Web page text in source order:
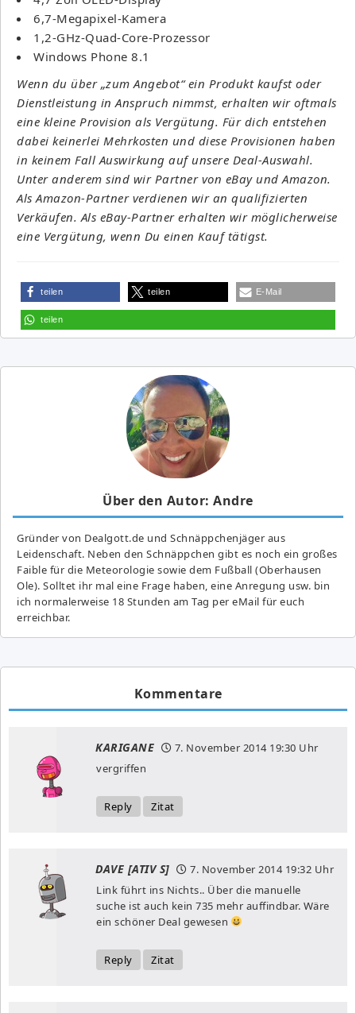
6,7-Megapixel-Kamera
1,2-GHz-Quad-Core-Prozessor
Windows Phone 8.1
Wenn du über „zum Angebot“ ein Produkt kaufst oder
Dienstleistung in Anspruch nimmst, erhalten wir oftmals
eine kleine Provision als Vergütung. Für dich entstehen
dabei keinerlei Mehrkosten und diese Provisionen haben
in keinem Fall Auswirkung auf unsere Deal-Auswahl.
Unter anderem sind wir Partner von eBay und Amazon.
Als Amazon-Partner verdienen wir an qualifizierten
Verkäufen. Als eBay-Partner erhalten wir möglicherweise
eine Vergütung, wenn Du einen Kauf tätigst.
teilen teilen E-Mail
teilen
Über den Autor: Andre
Gründer von Dealgott.de und Schnäppchenjäger aus
Leidenschaft. Neben den Schnäppchen gibt es noch ein großes
Fai­ble für die Meteorologie sowie dem Fußball (Oberhausen
Ole). Solltet ihr mal eine Frage haben, eine Anregung usw. bin
ich normalerweise 18 Stunden am Tag per eMail für euch
erreichbar.
Kommentare
KARIGANE 7. November 201419:30 Uhr
vergriffen
Reply Zitat
DAVE [ATIV S] 7. November 201419:32 Uhr
Link führt ins Nichts.. Über die manuelle
suche ist auch kein 735 mehr auffindbar. Wäre
ein schöner Deal gewesen
Reply Zitat